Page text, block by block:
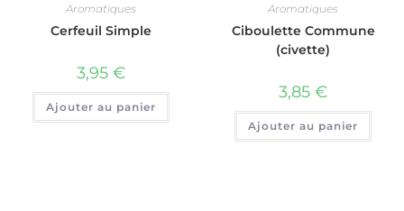
Aromatiques
Cerfeuil Simple
3,95 €
Ajouter au panier
Aromatiques
Ciboulette Commune
(civette)
3,85 €
Ajouter au panier